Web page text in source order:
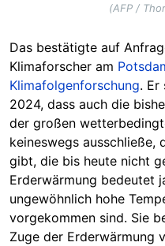
(AFP /
Das bestätigte auf
Klimaforscher am
Klimafolgenforschung. Er
2024, dass auch die
der großen
keineswegs ausschließe,
gibt, die bis heute nicht
Erderwärmung bedeutet
ungewöhnlich hohe
vorgekommen sind. Sie
Zuge der Erderwärmung